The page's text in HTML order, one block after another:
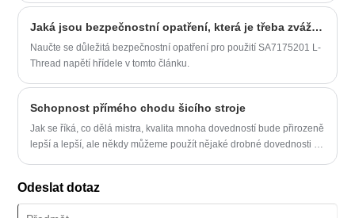
bezpečný provoz.
Jaká jsou bezpečnostní opatření, která je třeba zvážit při použití napětí SA7175201 L-TREAD ASSY?
Naučte se důležitá bezpečnostní opatření pro použití SA7175201 L-
Thread napětí hřídele v tomto článku.
Schopnost přímého chodu šicího stroje
Jak se říká, co dělá mistra, kvalita mnoha dovedností bude přirozeně
lepší a lepší, ale někdy můžeme použít nějaké drobné dovednosti a
Odeslat dotaz